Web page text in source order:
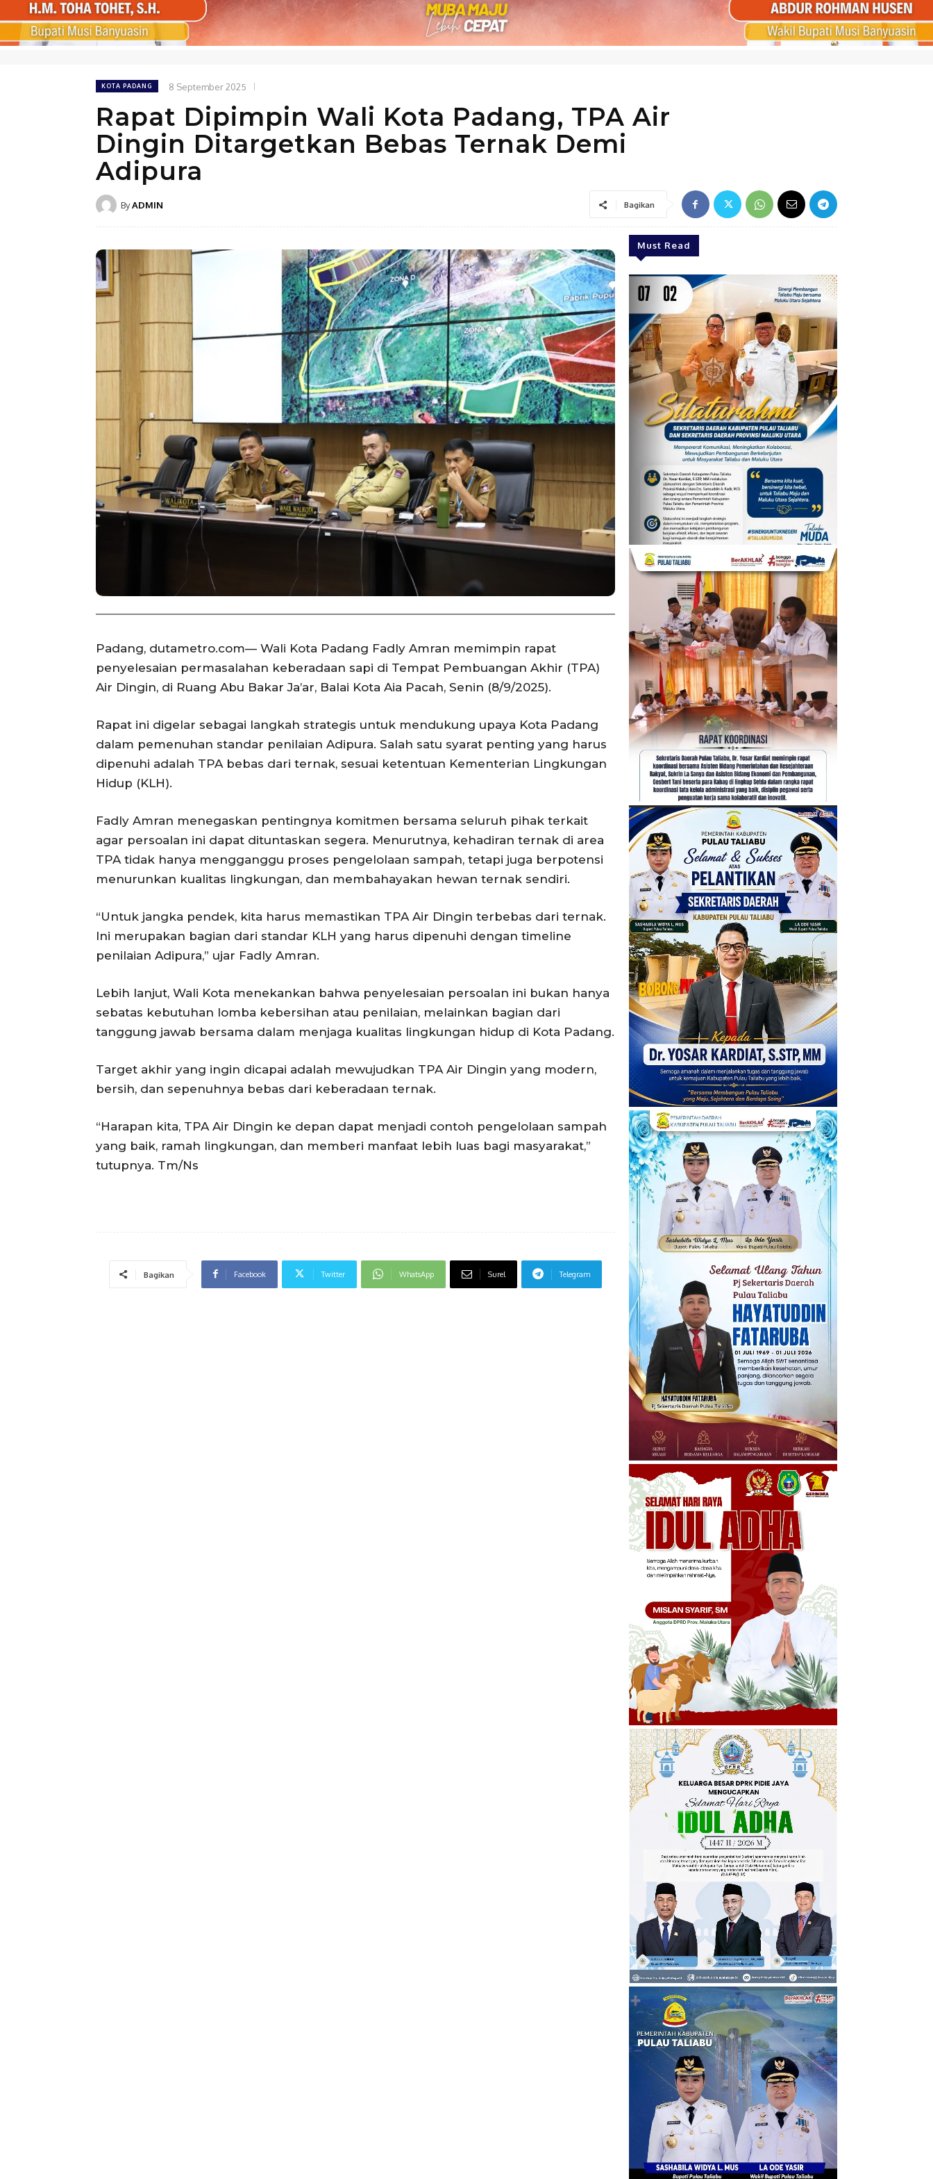
KOTA PADANG 8 September 2025
Rapat Dipimpin Wali Kota Padang, TPA Air
Dingin Ditargetkan Bebas Ternak Demi
Adipura
ByADMIN Bagikan
Padang, dutametro.com— Wali Kota Padang Fadly Amran memimpin rapat
penyelesaian permasalahan keberadaan sapi di Tempat Pembuangan Akhir (TPA)
Air Dingin, di Ruang Abu Bakar Ja’ar, Balai Kota Aia Pacah, Senin (8/9/2025).
Rapat ini digelar sebagai langkah strategis untuk mendukung upaya Kota Padang
dalam pemenuhan standar penilaian Adipura. Salah satu syarat penting yang harus
dipenuhi adalah TPA bebas dari ternak, sesuai ketentuan Kementerian Lingkungan
Hidup (KLH).
Fadly Amran menegaskan pentingnya komitmen bersama seluruh pihak terkait
agar persoalan ini dapat dituntaskan segera. Menurutnya, kehadiran ternak di area
TPA tidak hanya mengganggu proses pengelolaan sampah, tetapi juga berpotensi
menurunkan kualitas lingkungan, dan membahayakan hewan ternak sendiri.
“Untuk jangka pendek, kita harus memastikan TPA Air Dingin terbebas dari ternak.
Ini merupakan bagian dari standar KLH yang harus dipenuhi dengan timeline
penilaian Adipura,” ujar Fadly Amran.
Lebih lanjut, Wali Kota menekankan bahwa penyelesaian persoalan ini bukan hanya
sebatas kebutuhan lomba kebersihan atau penilaian, melainkan bagian dari
tanggung jawab bersama dalam menjaga kualitas lingkungan hidup di Kota Padang.
Target akhir yang ingin dicapai adalah mewujudkan TPA Air Dingin yang modern,
bersih, dan sepenuhnya bebas dari keberadaan ternak.
“Harapan kita, TPA Air Dingin ke depan dapat menjadi contoh pengelolaan sampah
yang baik, ramah lingkungan, dan memberi manfaat lebih luas bagi masyarakat,”
tutupnya. Tm/Ns
Bagikan Facebook Twitter WhatsApp Surel Telegram
Must Read